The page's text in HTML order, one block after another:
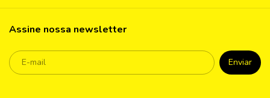
Assine nossa newsletter